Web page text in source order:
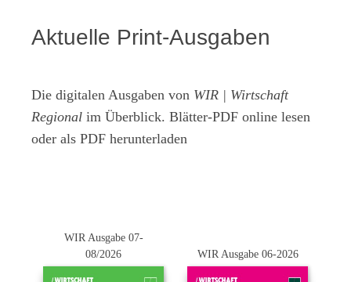
Aktuelle Print-Ausgaben
Die digitalen Ausgaben von WIR | Wirtschaft
Regional im Überblick. Blätter-PDF online lesen
oder als PDF herunterladen
WIR Ausgabe 07-
08/2026
WIR Ausgabe 06-2026